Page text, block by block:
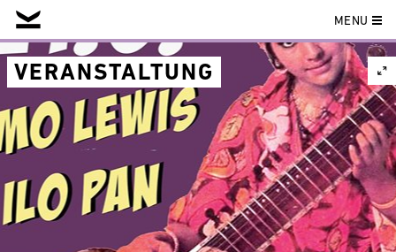
Skip
to
content
MENU
VERANSTALTUNG